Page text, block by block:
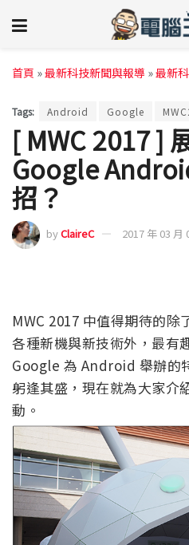
首頁 »最新科技新聞與報導 »最新
Tags: Android Google
[ MWC 2017 ]
Google
招？
byClaireC 2017 年 03 月
MWC 2017 中值得期待的
各種新機與新技術外，最有
Google 為 Android 舉辦的
躬逢其盛，現在就為大家介
動。